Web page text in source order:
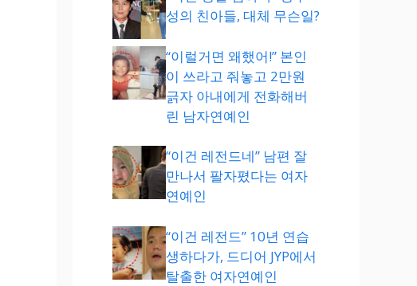
성의 친아들, 대체 무슨일?
“이럴거면 왜했어!” 본인
이 쓰라고 줘놓고 2만원
긁자 아내에게 전화해버
린 남자연예인
“이건 레전드네” 남편 잘
만나서 팔자폈다는 여자
연예인
“이건 레전드” 10년 연습
생하다가, 드디어 JYP에서
탈출한 여자연예인